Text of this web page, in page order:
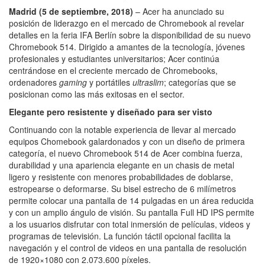
Madrid (5 de septiembre, 2018) – Acer ha anunciado su
posición de liderazgo en el mercado de Chromebook al revelar
detalles en la feria IFA Berlín sobre la disponibilidad de su nuevo
Chromebook 514. Dirigido a amantes de la tecnología, jóvenes
profesionales y estudiantes universitarios; Acer continúa
centrándose en el creciente mercado de Chromebooks,
ordenadores gaming y portátiles ultraslim; categorías que se
posicionan como las más exitosas en el sector.
Elegante pero resistente y diseñado para ser visto
Continuando con la notable experiencia de llevar al mercado
equipos Chomebook galardonados y con un diseño de primera
categoría, el nuevo Chromebook 514 de Acer combina fuerza,
durabilidad y una apariencia elegante en un chasis de metal
ligero y resistente con menores probabilidades de doblarse,
estropearse o deformarse. Su bisel estrecho de 6 milímetros
permite colocar una pantalla de 14 pulgadas en un área reducida
y con un amplio ángulo de visión. Su pantalla Full HD IPS permite
a los usuarios disfrutar con total inmersión de películas, videos y
programas de televisión. La función táctil opcional facilita la
navegación y el control de videos en una pantalla de resolución
de 1920×1080 con 2.073.600 píxeles.